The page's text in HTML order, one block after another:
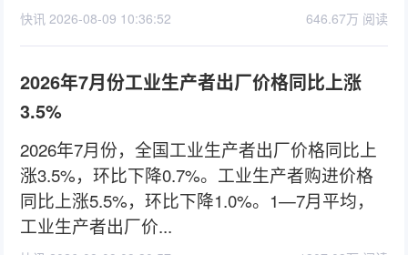
快讯 2026-08-09 10:36:52 646.67万 阅读
2026年7月份工业生产者出厂价格同比上涨
3.5%
2026年7月份，全国工业生产者出厂价格同比上
涨3.5%，环比下降0.7%。工业生产者购进价格
同比上涨5.5%，环比下降1.0%。1—7月平均，
工业生产者出厂价...